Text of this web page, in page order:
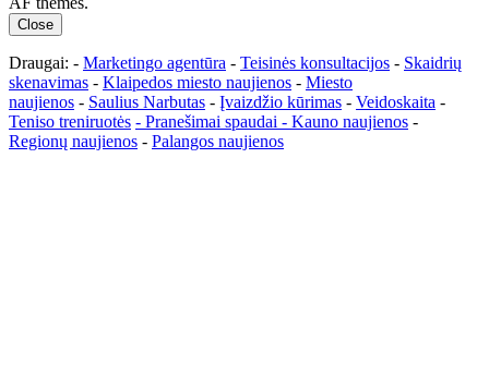
Close
Draugai: - Marketingo agentūra - Teisinės konsultacijos - Skaidrių
skenavimas - Klaipedos miesto naujienos - Miesto
naujienos - Saulius Narbutas - Įvaizdžio kūrimas - Veidoskaita -
Teniso treniruotės - Pranešimai spaudai - Kauno naujienos -
Regionų naujienos - Palangos naujienos